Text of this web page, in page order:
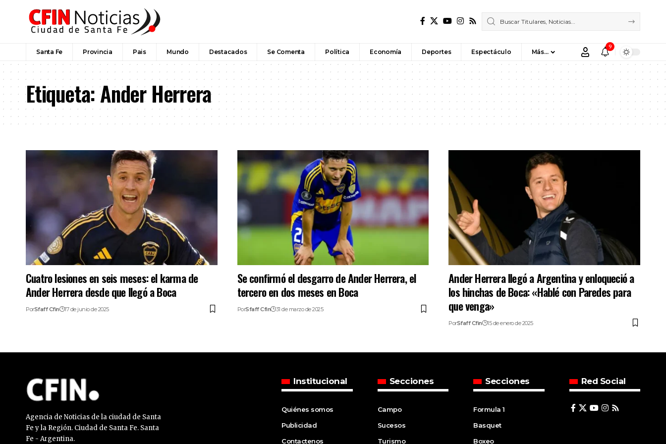
Santa Fe Provincia Pais Mundo Destacados Se Comenta Política Economía Deportes Espectáculo Más…
9
Etiqueta:Ander Herrera
Cuatro lesiones en seis meses: el karma de
Ander Herrera desde que llegó a Boca
PorSfaff Cfin 17 de junio de 2025
Se confirmó el desgarro de Ander Herrera, el
tercero en dos meses en Boca
PorSfaff Cfin 31 de marzo de 2025
Ander Herrera llegó a Argentina y enloqueció a
los hinchas de Boca: «Hablé con Paredes para
que venga»
PorSfaff Cfin 15 de enero de 2025
Agencia de Noticias de la ciudad de Santa
Fe y la Región. Ciudad de Santa Fe. Santa
Fe - Argentina.
Institucional
Quiénes somos
Publicidad
Contactenos
Secciones
Campo
Sucesos
Turismo
Secciones
Formula 1
Basquet
Boxeo
Red Social